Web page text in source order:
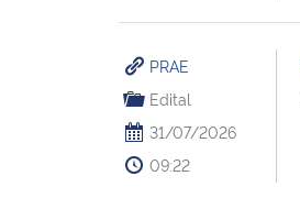
PRAE
Edital
31/07/2026
09:22